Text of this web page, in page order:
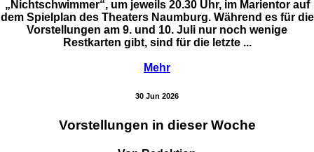
„Nichtschwimmer“, um jeweils 20.30 Uhr, im Marientor auf
dem Spielplan des Theaters Naumburg. Während es für die
Vorstellungen am 9. und 10. Juli nur noch wenige
Restkarten gibt, sind für die letzte ...
Mehr
30 Jun 2026
Vorstellungen in dieser Woche